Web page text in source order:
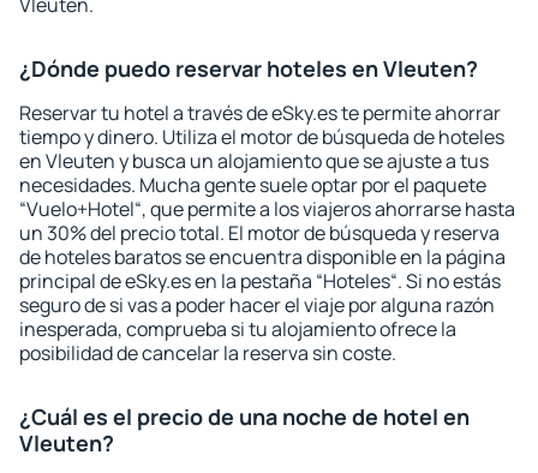
¿Dónde puedo reservar hoteles en Vleuten?
Reservar tu hotel a través de eSky.es te permite ahorrar
tiempo y dinero. Utiliza el motor de búsqueda de hoteles
en Vleuten y busca un alojamiento que se ajuste a tus
necesidades. Mucha gente suele optar por el paquete
“Vuelo+Hotel“, que permite a los viajeros ahorrarse hasta
un 30% del precio total. El motor de búsqueda y reserva
de hoteles baratos se encuentra disponible en la página
principal de eSky.es en la pestaña “Hoteles“. Si no estás
seguro de si vas a poder hacer el viaje por alguna razón
inesperada, comprueba si tu alojamiento ofrece la
posibilidad de cancelar la reserva sin coste.
¿Cuál es el precio de una noche de hotel en
Vleuten?